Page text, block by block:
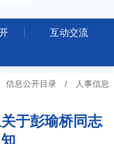
互动交流
信息公开目录 / 人事信息
于彭瑜桥同志